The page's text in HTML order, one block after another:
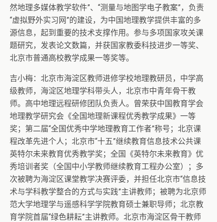
然地理多媒体教学软件”、“测量与地图学电子教案”，负责
“虚拟野外实习网”的建设，为中国地理教学提供丰富的多
源信息，起到重要的技术支撑作用。参与多项国家攻关课
题研究，发表论文数篇，并获国家教委科技进步一等奖、
北京市普通高校教学成果一等奖等。
吉小梅：北京市海淀区教师进修学校地理教研员，中学高
级教师，海淀区地理学科带头人，北京市中青年骨干教
师。高中地理远程研修团队负责人。曾荣获中国教育学会
地理教学研究会《全国地理新课程优秀教学成果》一等
奖；第二届“全国优秀中学地理教育工作者”称号；北京课
程改革先进个人；北京市“十五”继续教育信息技术公共课
英特尔未来教育优秀教学奖；全国《英特尔未来教育》优
秀培训者奖（全国中小学教师继续教育工程办公室）；多
次被聘为海淀区课堂教学决赛评委，并担任北京市“信息技
术与学科教学整合的方式与实践”主讲教师；被聘为北京师
范大学地理学与遥感科学学院教育硕士兼职导师；北京教
育学院首届“绿色耕耘”主讲教师。北京市海淀区骨干教师